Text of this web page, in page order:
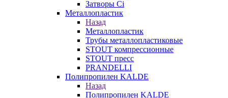
Затворы Ci
Металлопластик
Назад
Металлопластик
Трубы металлопластиковые
STOUT компрессионные
STOUT пресс
PRANDELLI
Полипропилен KALDE
Назад
Полипропилен KALDE